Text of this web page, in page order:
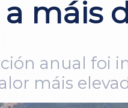
máis
anual foi
máis